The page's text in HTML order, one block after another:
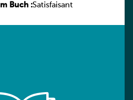
key
Buch :Satisfaisant